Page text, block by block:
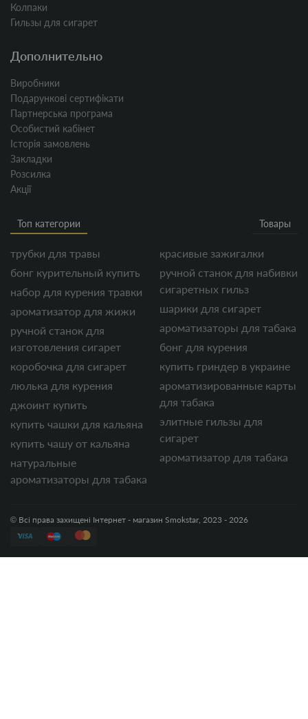
Колпаки
Гильзы для сигарет
Дополнительно
Виробники
Подарункові сертифікати
Партнерська програма
Особистий кабінет
Історія замовлень
Закладки
Розсилка
Акції
Топ категории Товары
трубки для травы
бонг курительный купить
набор для курения травки
ароматизатор для жижи
ручной станок для
изготовления сигарет
коробочка для сигарет
люлька для курения
джоинт купить
купить чашки для кальяна
купить чашу от кальяна
натуральные
ароматизаторы для табака
красивые зажигалки
ручной станок для набивки
сигаретных гильз
шарики для сигарет
ароматизаторы для табака
бонг для курения
купить гриндер в украине
ароматизированные карты
для табака
элитные гильзы для
сигарет
ароматизатор для табака
© Всі права захищені Інтернет - магазин Smokstar, 2023 - 2026